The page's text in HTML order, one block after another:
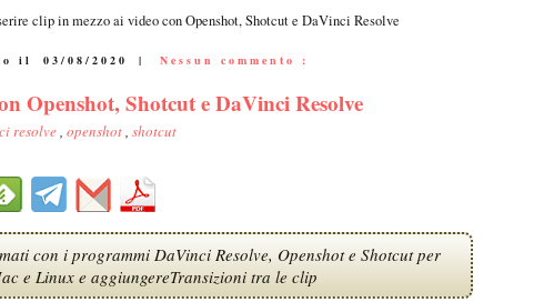
clip in mezzo ai video con Openshot, Shotcut e DaVinci Resolve
il 03/08/2020 | Nessun commento :
Openshot, Shotcut e DaVinci Resolve
resolve, openshot, shotcut
con i programmi DaVinci Resolve, Openshot e Shotcut per
e Linux e aggiungereTransizioni tra le clip